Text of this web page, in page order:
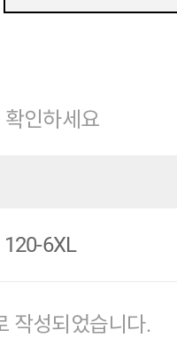
인하세요
120-6XL
작성되었습니다.